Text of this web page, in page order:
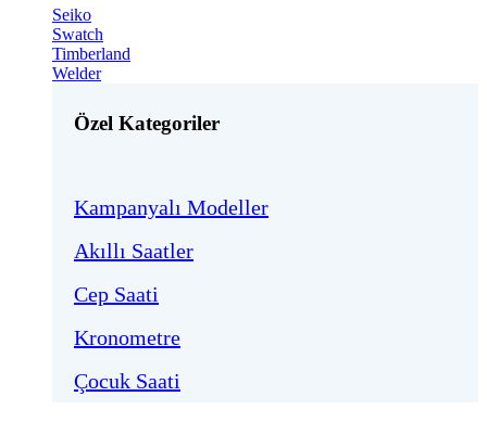
Seiko
Swatch
Timberland
Welder
Özel Kategoriler
Kampanyalı Modeller
Akıllı Saatler
Cep Saati
Kronometre
Çocuk Saati